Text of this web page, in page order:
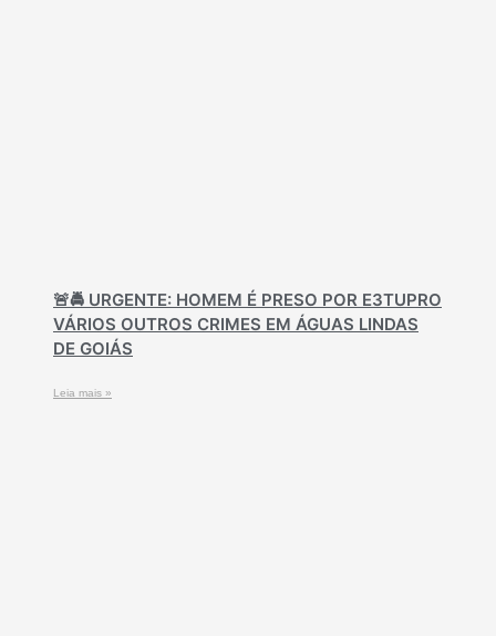
🚨🚔 URGENTE: HOMEM É PRESO POR E3TUPRO
VÁRIOS OUTROS CRIMES EM ÁGUAS LINDAS
DE GOIÁS
Leia mais »